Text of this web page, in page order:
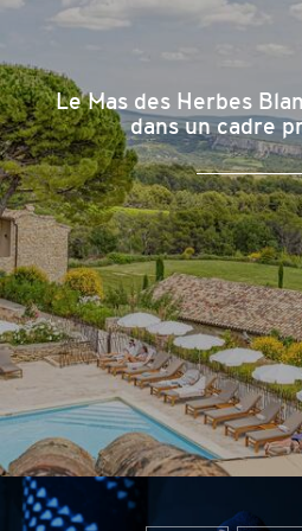
Le Mas des Herbes
dans un cadre